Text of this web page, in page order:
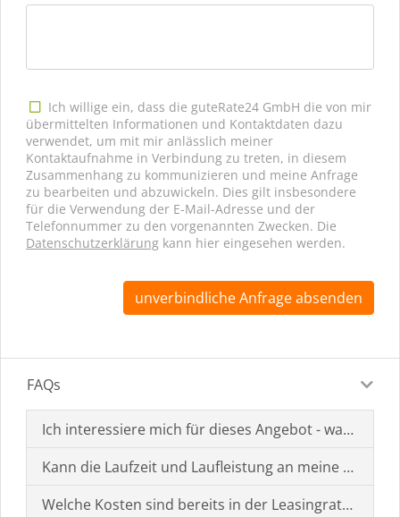
Ich willige ein, dass die guteRate24 GmbH die von mir
übermittelten Informationen und Kontaktdaten dazu
verwendet, um mit mir anlässlich meiner
Kontaktaufnahme in Verbindung zu treten, in diesem
Zusammenhang zu kommunizieren und meine Anfrage
zu bearbeiten und abzuwickeln. Dies gilt insbesondere
für die Verwendung der E-Mail-Adresse und der
Telefonnummer zu den vorgenannten Zwecken. Die
Datenschutzerklärung kann hier eingesehen werden.
unverbindliche Anfrage absenden
FAQs
Ich interessiere mich für dieses Angebot - was muss
Kann die Laufzeit und Laufleistung an meine
Welche Kosten sind bereits in der Leasingrate